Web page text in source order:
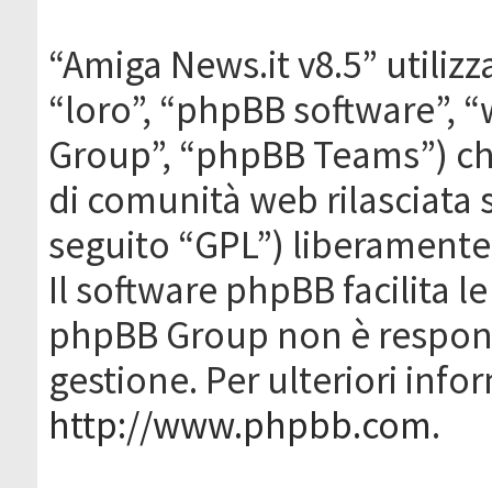
“Amiga News.it v8.5”
“loro”, “phpBB software”,
Group”, “phpBB Teams”)
di comunità web rilasciata
seguito “GPL”)
Il software phpBB facilita
phpBB Group non è
gestione. Per ulteriori
http://www.phpbb.com.